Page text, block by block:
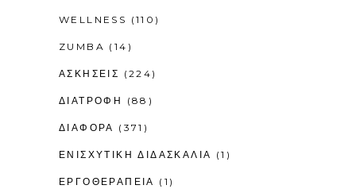
WELLNESS (110)
ZUMBA (14)
ΑΣΚΗΣΕΙΣ (224)
ΔΙΑΤΡΟΦΗ (88)
ΔΙΑΦΟΡΑ (371)
ΕΝΙΣΧΥΤΙΚΉ ΔΙΔΑΣΚΑΛΊΑ (1)
ΕΡΓΟΘΕΡΑΠΕΊΑ (1)